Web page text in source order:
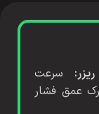
سرعت
عمق فشار